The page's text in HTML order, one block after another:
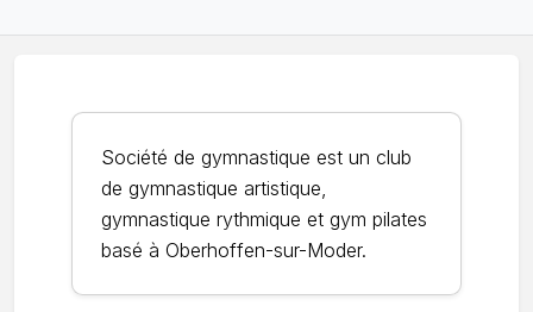
Société de gymnastique est un club
de gymnastique artistique,
gymnastique rythmique et gym pilates
basé à Oberhoffen-sur-Moder.